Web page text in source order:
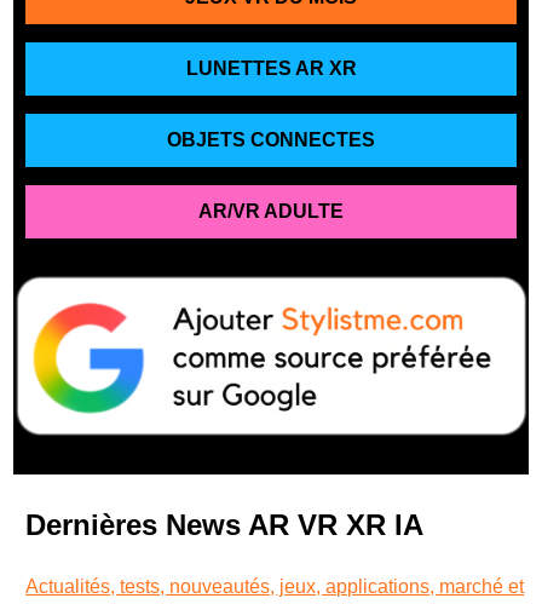
LUNETTES AR XR
OBJETS CONNECTES
AR/VR ADULTE
Dernières News AR VR XR IA
Actualités, tests, nouveautés, jeux, applications, marché et